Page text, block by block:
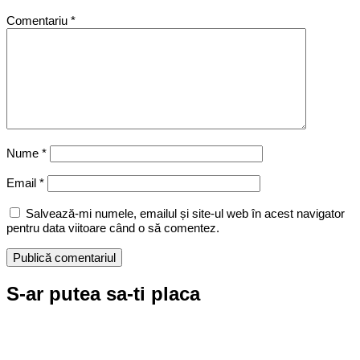
Comentariu *
Nume *
Email *
Salvează-mi numele, emailul și site-ul web în acest navigator
pentru data viitoare când o să comentez.
S-ar putea sa-ti placa